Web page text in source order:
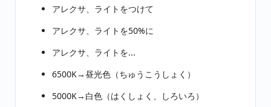
アレクサ、ライトをつけて
アレクサ、ライトを50%に
アレクサ、ライトを...
6500K→昼光色（ちゅうこうしょく）
5000K→白色（はくしょく、しろいろ）